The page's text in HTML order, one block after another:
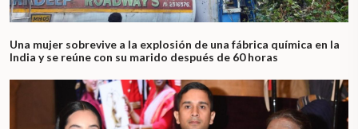
Una mujer sobrevive a la explosión de una fábrica química en la
India y se reúne con su marido después de 60 horas